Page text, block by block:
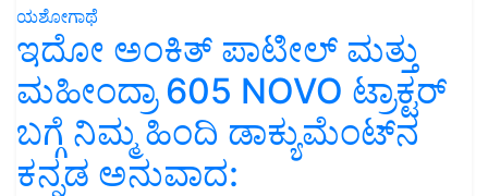
ಯಶೋಗಾಥೆ
ಇದೋ ಅಂಕಿತ್ ಪಾಟೀಲ್ ಮತ್ತು
ಮಹೀಂದ್ರಾ 605 NOVO ಟ್ರಾಕ್ಟರ್
ಬಗ್ಗೆ ನಿಮ್ಮ ಹಿಂದಿ ಡಾಕ್ಯುಮೆಂಟ್‌ನ
ಕನ್ನಡ ಅನುವಾದ: